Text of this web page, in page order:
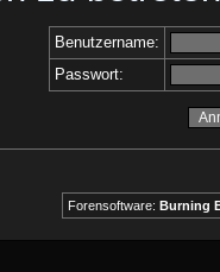
Benutzername:
Passwort:
Forensoftware: Burning